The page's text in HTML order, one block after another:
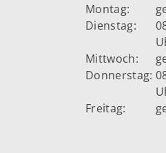
Montag:
Dienstag:
Mittwoch:
Donnerstag:
Freitag: